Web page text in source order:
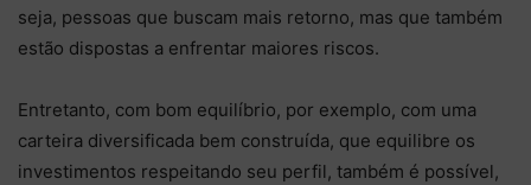
seja, pessoas que buscam mais retorno, mas que também
estão dispostas a enfrentar maiores riscos.
Entretanto, com bom equilíbrio, por exemplo, com uma
carteira diversificada bem construída, que equilibre os
investimentos respeitando seu perfil, também é possível,